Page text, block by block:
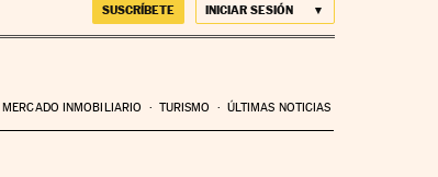
SUSCRÍBETE INICIAR SESIÓN
MERCADO INMOBILIARIO TURISMO ÚLTIMAS NOTICIAS